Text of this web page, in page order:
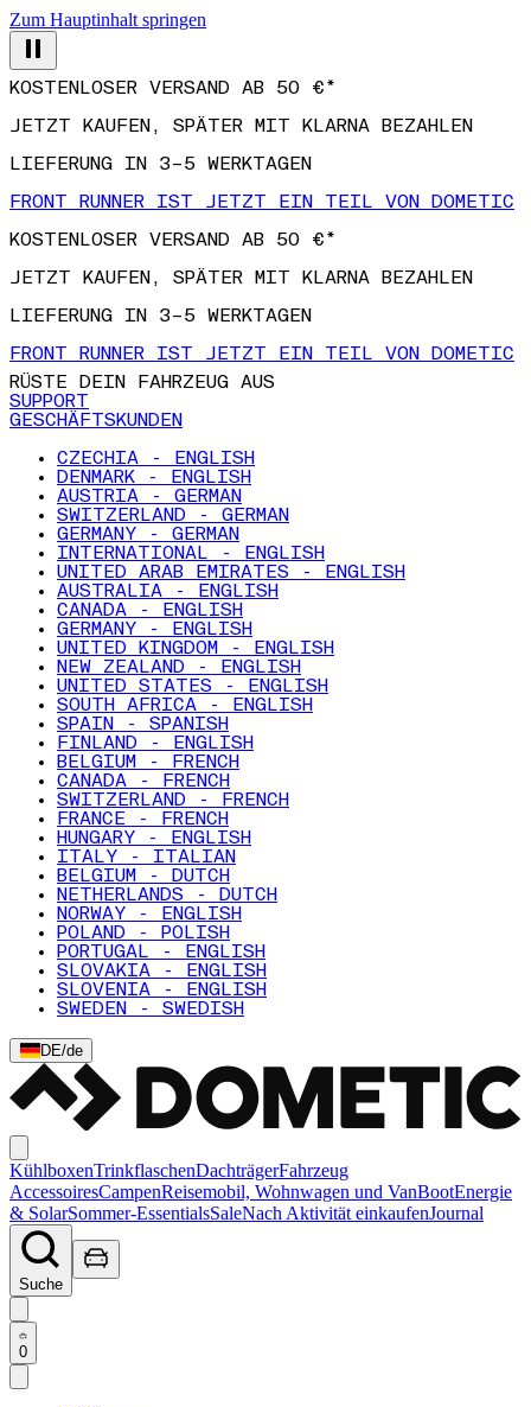
Zum Hauptinhalt springen
JETZT KAUFEN, SPÄTER MIT KLARNA BEZAHLEN
LIEFERUNG IN 3–5 WERKTAGEN
FRONT RUNNER IST JETZT EIN TEIL VON DOMETIC
KOSTENLOSER VERSAND AB 50 €*
JETZT KAUFEN, SPÄTER MIT KLARNA BEZAHLEN
LIEFERUNG IN 3–5 WERKTAGEN
FRONT RUNNER IST JETZT EIN TEIL VON DOMETIC
RÜSTE DEIN FAHRZEUG AUS
SUPPORT
GESCHÄFTSKUNDEN
CZECHIA - ENGLISH
DENMARK - ENGLISH
AUSTRIA - GERMAN
SWITZERLAND - GERMAN
GERMANY - GERMAN
INTERNATIONAL - ENGLISH
UNITED ARAB EMIRATES - ENGLISH
AUSTRALIA - ENGLISH
CANADA - ENGLISH
GERMANY - ENGLISH
UNITED KINGDOM - ENGLISH
NEW ZEALAND - ENGLISH
UNITED STATES - ENGLISH
SOUTH AFRICA - ENGLISH
SPAIN - SPANISH
FINLAND - ENGLISH
BELGIUM - FRENCH
CANADA - FRENCH
SWITZERLAND - FRENCH
FRANCE - FRENCH
HUNGARY - ENGLISH
ITALY - ITALIAN
BELGIUM - DUTCH
NETHERLANDS - DUTCH
NORWAY - ENGLISH
POLAND - POLISH
PORTUGAL - ENGLISH
SLOVAKIA - ENGLISH
SLOVENIA - ENGLISH
SWEDEN - SWEDISH
DE/de
KühlboxenTrinkflaschenDachträgerFahrzeug
AccessoiresCampenReisemobil, Wohnwagen und VanBootEnergie
& SolarSommer-EssentialsSaleNach Aktivität einkaufenJournal
Suche
0